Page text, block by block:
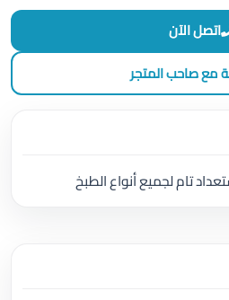
اتصل الآن
مع صاحب المتجر
تام لجميع أنواع الطبخ